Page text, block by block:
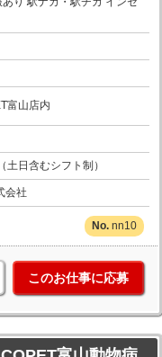
富山店内
日含むシフト制）
会社
nn10
このお仕事に応募